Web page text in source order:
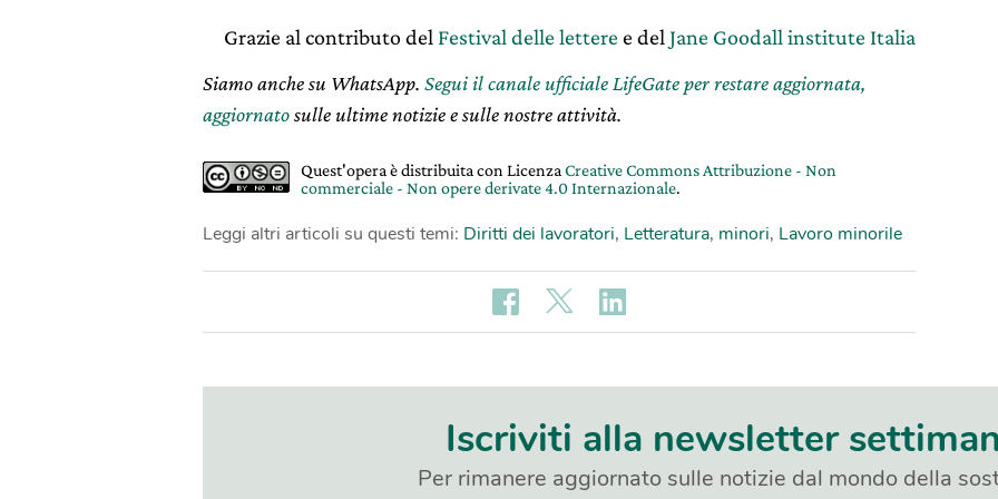
Grazie al contributo del Festival delle lettere e del Jane Goodall institute Italia
Siamo anche su WhatsApp. Segui il canale ufficiale LifeGate per restare aggiornata,
aggiornatosulle ultime notizie e sulle nostre attività.
Quest'opera è distribuita con Licenza Creative Commons Attribuzione - Non
commerciale - Non opere derivate 4.0 Internazionale.
Leggi altri articoli su questi temi: Diritti dei lavoratori, Letteratura, minori, Lavoro minorile
Iscriviti alla newsletter
Per rimanere aggiornato sulle notizie dal mondo della